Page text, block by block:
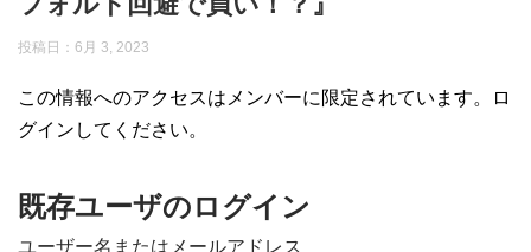
投稿日：6月 3, 2023
この情報へのアクセスはメンバーに限定されています。ロ
グインしてください。
既存ユーザのログイン
ユーザー名またはメールアドレス